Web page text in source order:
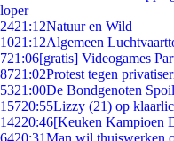
loper
2421:12Natuur en Wild
1021:12Algemeen
721:06[gratis] Videogames
8721:02Protest tegen
5321:00De Bondgenoten
15720:55Lizzy (21) op
14220:46[Keuken Kampioen
6420:31Man wil thuiswerken